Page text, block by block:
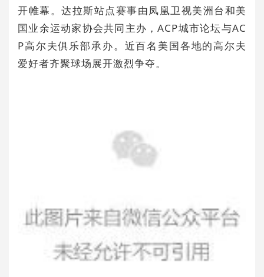
开帷幕。达拉斯站点赛事由凤凰卫视美洲台和美
国业余运动家协会共同主办，ACP城市论坛与AC
P高尔夫俱乐部承办。近百名美国各地的高尔夫
爱好者齐聚球场展开激烈争夺。